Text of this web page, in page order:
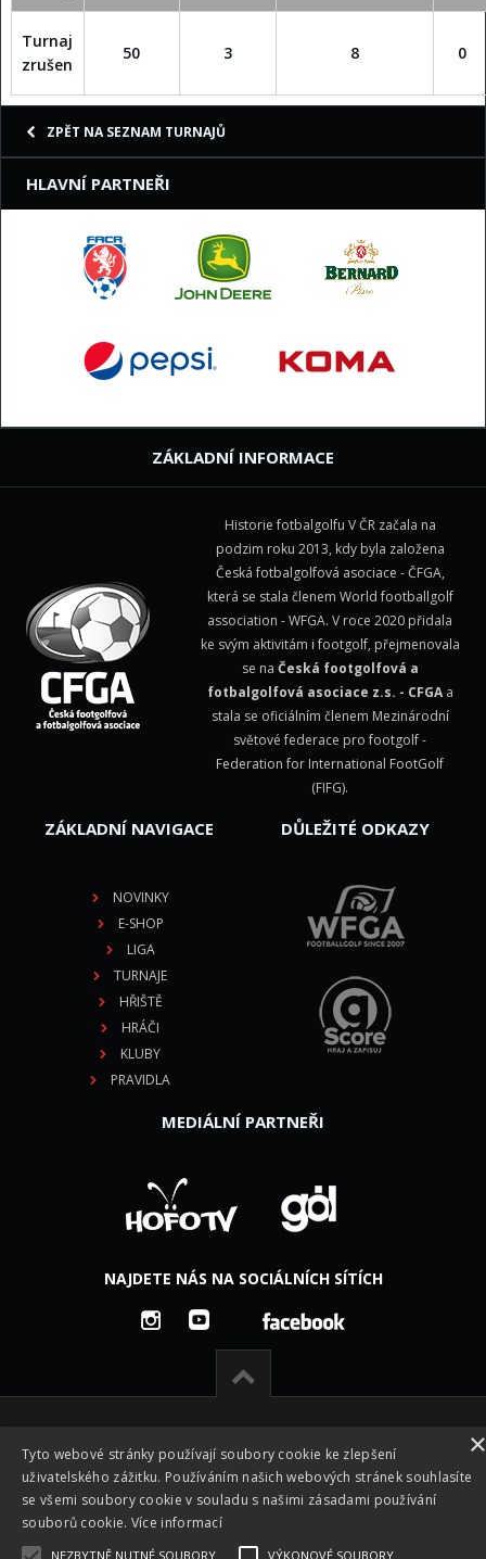
Turnaj
zrušen
50 3 8 0
ZPĚT NA SEZNAM TURNAJŮ
HLAVNÍ PARTNEŘI
ZÁKLADNÍ INFORMACE
Historie fotbalgolfu V ČR začala na
podzim roku 2013, kdy byla založena
Česká fotbalgolfová asociace - ČFGA,
která se stala členem World footballgolf
association - WFGA. V roce 2020 přidala
ke svým aktivitám i footgolf, přejmenovala
se na Česká footgolfová a
fotbalgolfová asociace z.s. - CFGAa
stala se oficiálním členem Mezinárodní
světové federace pro footgolf -
Federation for International FootGolf
(FIFG).
ZÁKLADNÍ NAVIGACE
NOVINKY
E-SHOP
LIGA
TURNAJE
HŘIŠTĚ
HRÁČI
KLUBY
PRAVIDLA
DŮLEŽITÉ ODKAZY
MEDIÁLNÍ PARTNEŘI
NAJDETE NÁS NA SOCIÁLNÍCH SÍTÍCH
×
Tyto webové stránky používají soubory cookie ke zlepšení
uživatelského zážitku. Používáním našich webových stránek souhlasíte
se všemi soubory cookie v souladu s našimi zásadami používání
souborů cookie. Více informací
NEZBYTNĚ NUTNÉ SOUBORY VÝKONOVÉ SOUBORY